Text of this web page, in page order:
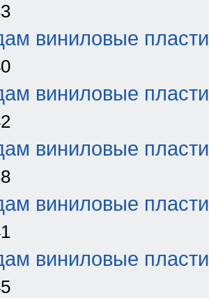
виниловые
виниловые
виниловые
виниловые
виниловые